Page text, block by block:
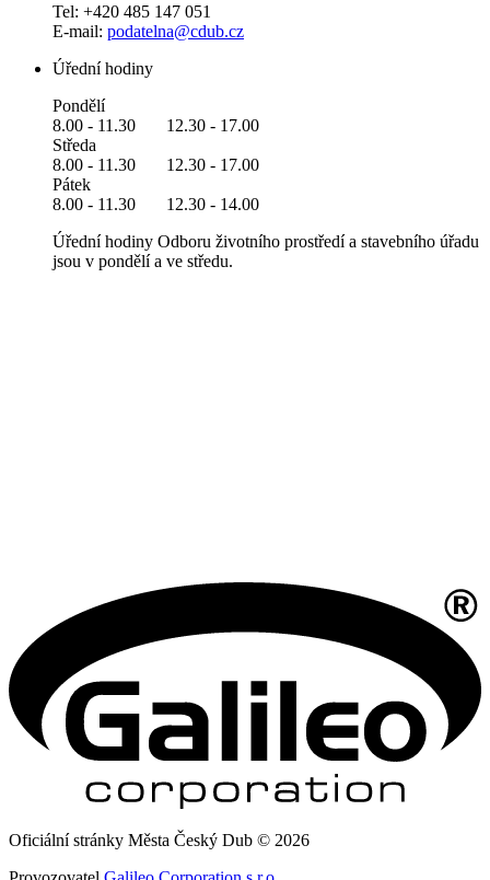
Tel: +420 485 147 051
E-mail: podatelna@cdub.cz
Úřední hodiny
Pondělí
8.00 - 11.30 12.30 - 17.00
Středa
8.00 - 11.30 12.30 - 17.00
Pátek
8.00 - 11.30 12.30 - 14.00
Úřední hodiny Odboru životního prostředí a stavebního úřadu
jsou v pondělí a ve středu.
Oficiální stránky Města Český Dub © 2026